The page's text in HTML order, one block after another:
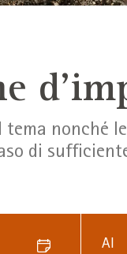
nonché
di
Al